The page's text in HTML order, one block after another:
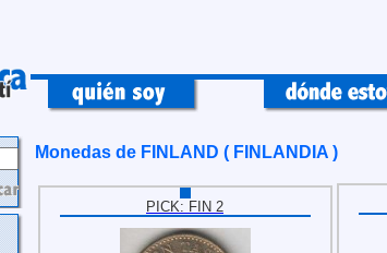
Monedas de FINLAND ( FINLANDIA )
PICK: FIN 2